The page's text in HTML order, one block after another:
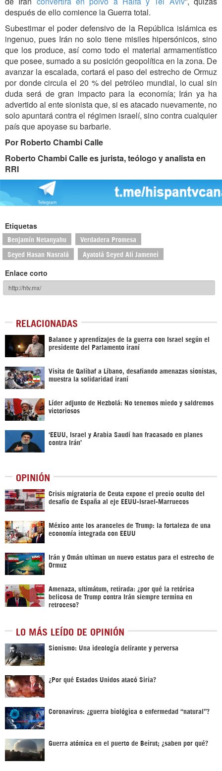
después de ello comience la Guerra total.
Subestimar el poder defensivo de la República islámica es
ingenuo, pues Irán no solo tiene misiles hipersónicos, sino
que los produce, así como todo el material armamentístico
que posee, sumado a su posición geopolítica en la zona. De
avanzar la escalada, cortará el paso del estrecho de Ormuz
por donde circula el 20 % del petróleo mundial, lo cual sin
duda será de gran impacto para la economía; Irán ya ha
advertido al ente sionista que, si es atacado nuevamente, no
solo apuntará contra el régimen israelí, sino contra cualquier
país que apoyase su barbarie.
Por Roberto Chambi Calle
Roberto Chambi Calle es jurista, teólogo y analista en
RRI
Etiquetas
Benjamín Netanyahu Verdadera Promesa
Seyed Hasan Nasralá Ayatolá Seyed Ali Jamenei
Enlace corto
RELACIONADAS
Balance y aprendizajes de la guerra con Israel según el
presidente del Parlamento iraní
Visita de Qalibaf a Líbano, desafiando amenazas sionistas,
muestra la solidaridad iraní
Líder adjunto de Hezbolá: No tenemos miedo y saldremos
victoriosos
‘EEUU, Israel y Arabia Saudí han fracasado en planes
contra Irán’
OPINIÓN
Crisis migratoria de Ceuta expone el precio oculto del
desafío de España al eje EEUU-Israel-Marruecos
México ante los aranceles de Trump: la fortaleza de una
economía integrada con EEUU
Irán y Omán ultiman un nuevo estatus para el estrecho de
Ormuz
Amenaza, ultimátum, retirada: ¿por qué la retórica
belicosa de Trump contra Irán siempre termina en
retroceso?
LO MÁS LEÍDO DE OPINIÓN
Sionismo: Una ideología delirante y perversa
¿Por qué Estados Unidos atacó Siria?
Coronavirus: ¿guerra biológica o enfermedad “natural”?
Guerra atómica en el puerto de Beirut; ¿saben por qué?